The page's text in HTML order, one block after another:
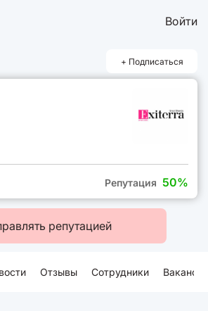
Войти
+ Подписаться
Репутация 50%
репутацией
Отзывы Сотрудники Вакансии